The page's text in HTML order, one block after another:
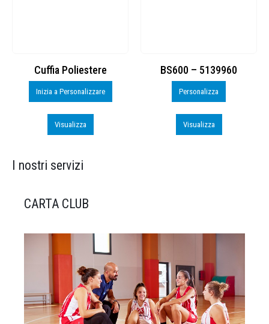
Cuffia Poliestere
Inizia a Personalizzare
Visualizza
BS600 – 5139960
Personalizza
Visualizza
I nostri servizi
CARTA CLUB